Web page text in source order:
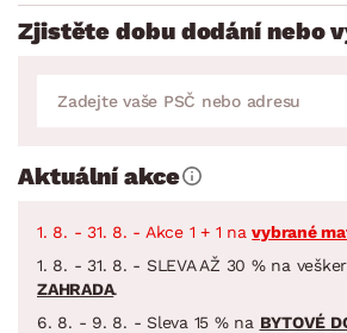
Zjistěte dobu dodání nebo
Aktuální akce
1. 8. - 31. 8. - Akce 1 + 1 navybrané
1. 8. - 31. 8. - SLEVA AŽ 30 % na
ZAHRADA.
6. 8. - 9. 8. - Sleva 15 % na BYTOVÉ